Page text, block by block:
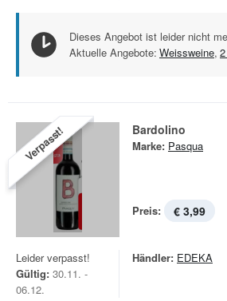
Dieses Angebot ist leider nicht
Aktuelle Angebote: Weissweine,
Verpasst! Bardolino
Marke: Pasqua
Preis: € 3,99
Leider verpasst!
Gültig: 30.11. -
06.12.
Händler: EDEKA